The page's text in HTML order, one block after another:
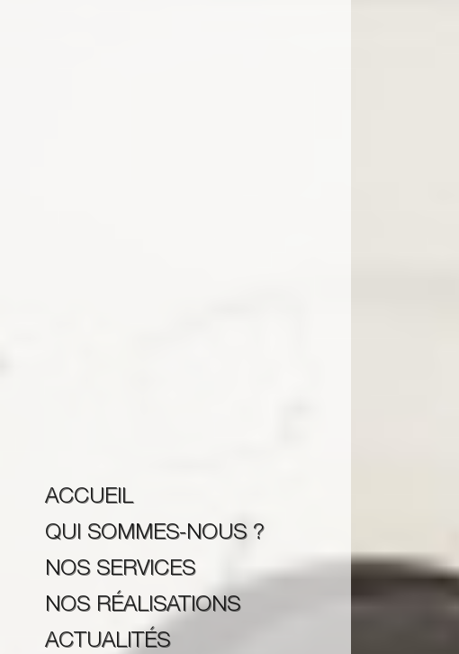
ACCUEIL
QUI SOMMES-NOUS ?
NOS SERVICES
NOS RÉALISATIONS
ACTUALITÉS